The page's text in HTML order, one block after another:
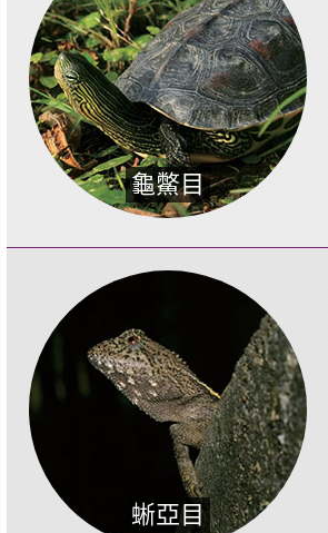
龜鱉目
蜥亞目